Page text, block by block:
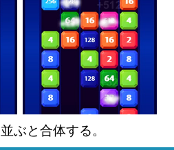
ぶと合体する。